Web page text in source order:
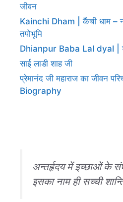
जीवन
Kainchi Dham | कैंची धाम –
तपोभूमि
Dhianpur Baba Lal dyal |
साई लाडी शाह जी
प्रेमानंद जी महाराज का जीवन
Biography
अन्तर्हृदय में इच्छाओं के
इसका नाम ही सच्ची